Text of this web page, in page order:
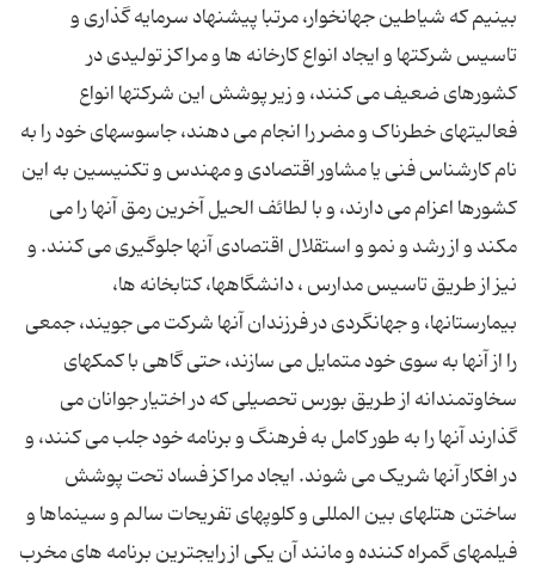
بینیم که شیاطین جهانخوار، مرتبا پیشنهاد سرمایه گذارى و
تاسیس شرکتها و ایجاد انواع کارخانه ها و مراکز تولیدى در
کشورهاى ضعیف مى کنند، و زیر پوشش این شرکتها انواع
فعالیتهاى خطرناک و مضر را انجام مى دهند، جاسوسهاى خود را به
نام کارشناس فنى یا مشاور اقتصادى و مهندس و تکنیسین به این
کشورها اعزام مى دارند، و با لطائف الحیل آخرین رمق آنها را مى
مکند و از رشد و نمو و استقلال اقتصادى آنها جلوگیرى مى کنند. و
نیز از طریق تاسیس مدارس ، دانشگاهها، کتابخانه ها،
بیمارستانها، و جهانگردى در فرزندان آنها شرکت مى جویند، جمعى
را از آنها به سوى خود متمایل مى سازند، حتى گاهى با کمکهاى
سخاوتمندانه از طریق بورس تحصیلى که در اختیار جوانان مى
گذارند آنها را به طور کامل به فرهنگ و برنامه خود جلب مى کنند، و
در افکار آنها شریک مى شوند. ایجاد مراکز فساد تحت پوشش
ساختن هتلهاى بین المللى و کلوپهاى تفریحات سالم و سینماها و
فیلمهاى گمراه کننده و مانند آن یکى از رایجترین برنامه هاى مخرب